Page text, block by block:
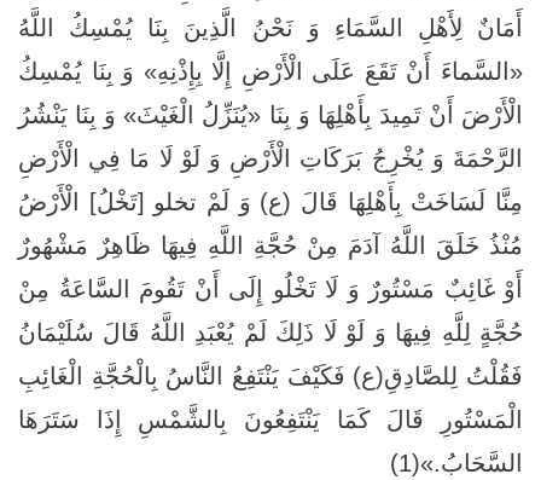
أَمَانٌ لِأَهْلِ السَّمَاءِ وَ نَحْنُ الَّذِينَ بِنَا يُمْسِكُ اللَّهُ‏
«السَّماءَ أَنْ تَقَعَ عَلَى الْأَرْضِ إِلَّا بِإِذْنِهِ‏» وَ بِنَا يُمْسِكُ
الْأَرْضَ أَنْ تَمِيدَ بِأَهْلِهَا وَ بِنَا «يُنَزِّلُ الْغَيْثَ» وَ بِنَا يَنْشُرُ
الرَّحْمَةَ وَ يُخْرِجُ بَرَكَاتِ الْأَرْضِ وَ لَوْ لَا مَا فِي الْأَرْضِ
مِنَّا لَسَاخَتْ بِأَهْلِهَا قَالَ (ع) وَ لَمْ تخلو [تَخْلُ‏] الْأَرْضُ
مُنْذُ خَلَقَ اللَّهُ آدَمَ مِنْ حُجَّةِ اللَّهِ فِيهَا ظَاهِرٌ مَشْهُورٌ
أَوْ غَائِبٌ مَسْتُورٌ وَ لَا تَخْلُو إِلَى أَنْ تَقُومَ السَّاعَةُ مِنْ
حُجَّةٍ لِلَّهِ فِيهَا وَ لَوْ لَا ذَلِكَ لَمْ يُعْبَدِ اللَّهُ قَالَ سُلَيْمَانُ
فَقُلْتُ لِلصَّادِقِ(ع) فَكَيْفَ يَنْتَفِعُ النَّاسُ بِالْحُجَّةِ الْغَائِبِ
الْمَسْتُورِ قَالَ كَمَا يَنْتَفِعُونَ بِالشَّمْسِ إِذَا سَتَرَهَا
السَّحَابُ.»(1)